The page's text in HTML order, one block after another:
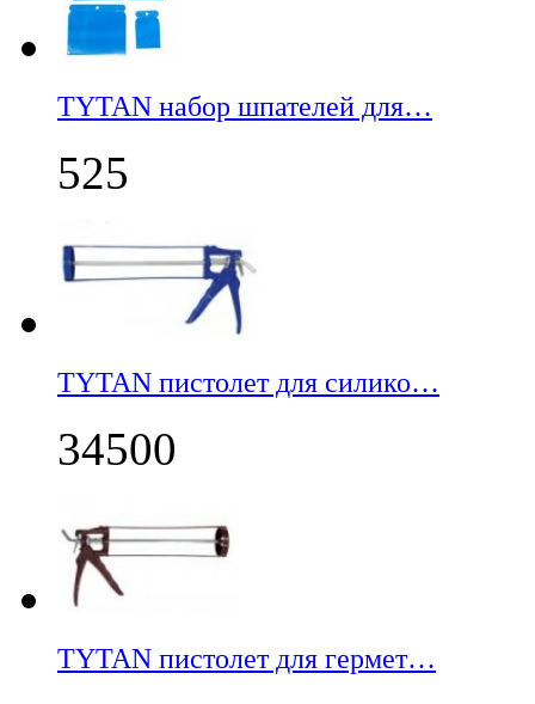
TYTAN набор шпателей для…
525
TYTAN пистолет для силико…
34500
TYTAN пистолет для гермет…